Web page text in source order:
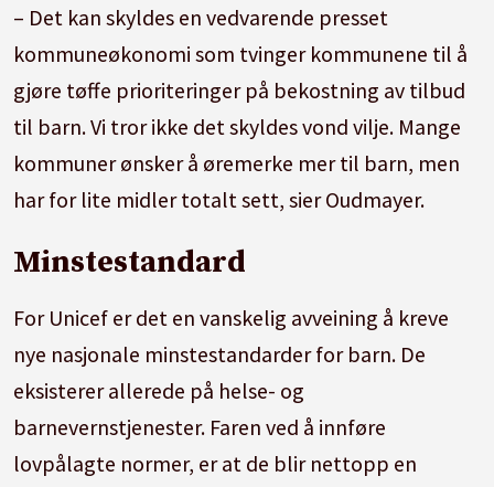
– Det kan skyldes en vedvarende presset
kommuneøkonomi som tvinger kommunene til å
gjøre tøffe prioriteringer på bekostning av tilbud
til barn. Vi tror ikke det skyldes vond vilje. Mange
kommuner ønsker å øremerke mer til barn, men
har for lite midler totalt sett, sier Oudmayer.
Minstestandard
For Unicef er det en vanskelig avveining å kreve
nye nasjonale minstestandarder for barn. De
eksisterer allerede på helse- og
barnevernstjenester. Faren ved å innføre
lovpålagte normer, er at de blir nettopp en